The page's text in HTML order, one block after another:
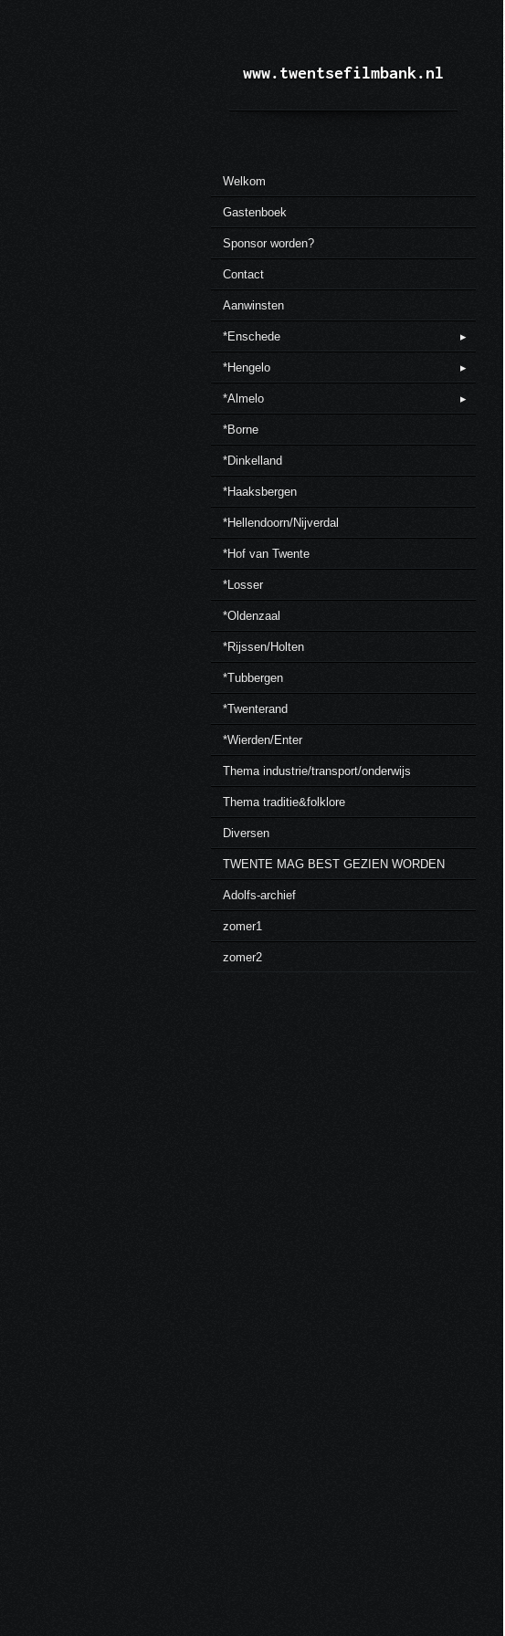
www.twentsefilmbank.nl
Welkom
Gastenboek
Sponsor worden?
Contact
Aanwinsten
*Enschede
*Hengelo
*Almelo
*Borne
*Dinkelland
*Haaksbergen
*Hellendoorn/Nijverdal
*Hof van Twente
*Losser
*Oldenzaal
*Rijssen/Holten
*Tubbergen
*Twenterand
*Wierden/Enter
Thema industrie/transport/onderwijs
Thema traditie&folklore
Diversen
TWENTE MAG BEST GEZIEN WORDEN
Adolfs-archief
zomer1
zomer2